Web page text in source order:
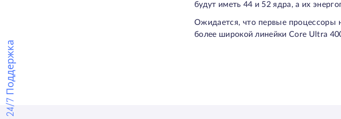
24/7 Поддержка
будут иметь 44 и 52 ядра, а их
Ожидается, что первые процессоры
более широкой линейки Core Ultra